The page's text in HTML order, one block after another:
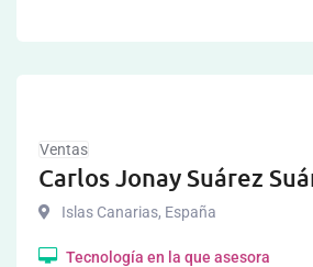
Ventas
Carlos Jonay Suárez
Islas Canarias, España
Tecnología en la que asesora